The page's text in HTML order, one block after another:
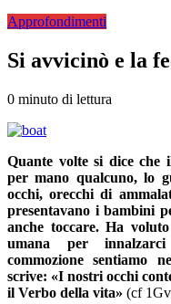
Approfondimenti
Si avvicinò e la
0 minuto di lettura
Quante volte si dice che
per mano qualcuno, lo
occhi, orecchi di
presentavano i bambini
anche toccare. Ha
umana per
commozione sentiamo
scrive: «I nostri occhi
il Verbo della vita» (cf